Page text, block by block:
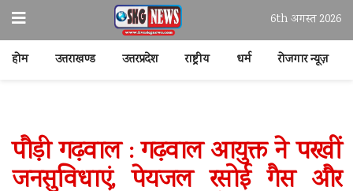
6th अगस्त 2026
होम उत्तराखण्ड उत्तरप्रदेश राष्ट्रीय धर्म रोजगार न्यूज़
पौड़ी गढ़वाल : गढ़वाल आयुक्त ने परखीं
जनसुविधाएं, पेयजल रसोई गैस और